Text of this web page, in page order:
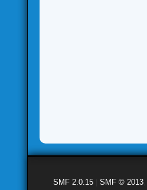
SMF 2.0.15 |SMF © 2013